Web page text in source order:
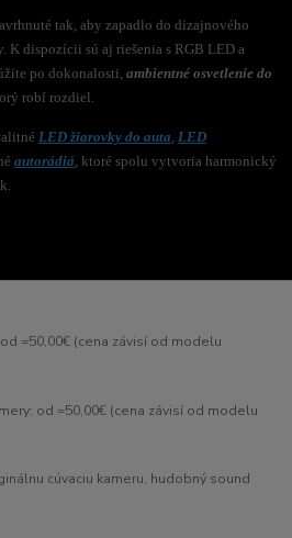
tak, aby zapadlo do dizajnového
K dispozícii sú aj riešenia s RGB LED a
po dokonalosti,ambientné osvetlenie do
robí rozdiel.
LED žiarovky do auta,LED
autorádiá, ktoré spolu vytvoria harmonický
=50,00€ (cena závisí od modelu
od =50,00€ (cena závisí od modelu
cúvaciu kameru, hudobný sound